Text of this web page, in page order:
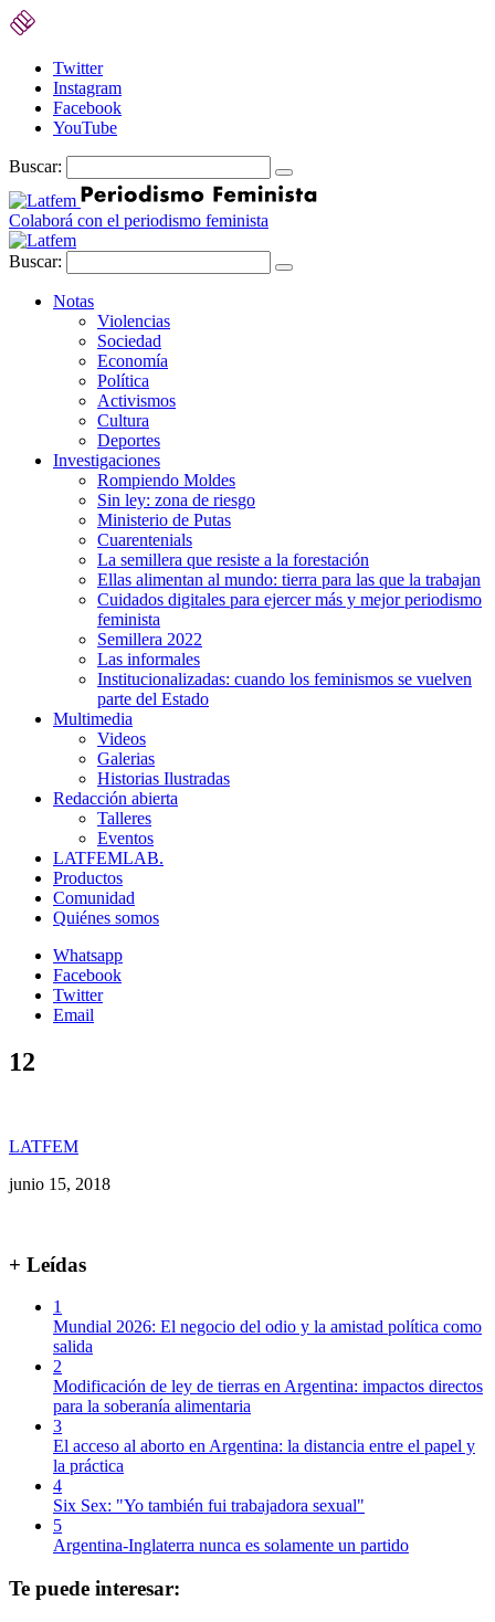
Twitter
Instagram
Facebook
YouTube
Buscar:
Colaborá con el periodismo feminista
Buscar:
Notas
Violencias
Sociedad
Economía
Política
Activismos
Cultura
Deportes
Investigaciones
Rompiendo Moldes
Sin ley: zona de riesgo
Ministerio de Putas
Cuarentenials
La semillera que resiste a la forestación
Ellas alimentan al mundo: tierra para las que la trabajan
Cuidados digitales para ejercer más y mejor periodismo
feminista
Semillera 2022
Las informales
Institucionalizadas: cuando los feminismos se vuelven
parte del Estado
Multimedia
Videos
Galerias
Historias Ilustradas
Redacción abierta
Talleres
Eventos
LATFEMLAB.
Productos
Comunidad
Quiénes somos
Whatsapp
Facebook
Twitter
Email
12
LATFEM
junio 15, 2018
+ Leídas
1
Mundial 2026: El negocio del odio y la amistad política como
salida
2
Modificación de ley de tierras en Argentina: impactos directos
para la soberanía alimentaria
3
El acceso al aborto en Argentina: la distancia entre el papel y
la práctica
4
Six Sex: "Yo también fui trabajadora sexual"
5
Argentina-Inglaterra nunca es solamente un partido
Te puede interesar: